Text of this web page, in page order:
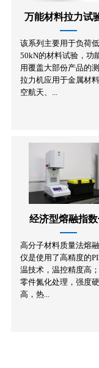
万能材料拉力试
该系列主要用于负荷
50kN的材料试验，功
用覆盖大部份产品的测
拉力机应用于金属材
空航天、...
经济型熔融指数
高分子材料质量法熔
仪是使用了高精度的
温技术，温控精度高
零件氮化处理，强度
高，热...